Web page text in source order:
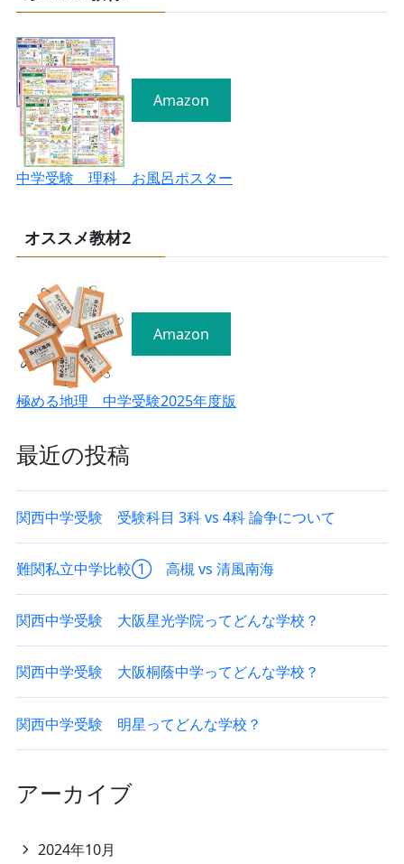
Amazon
中学受験 理科 お風呂ポスター
オススメ教材2
Amazon
極める地理 中学受験2025年度版
最近の投稿
関西中学受験 受験科目 3科 vs 4科 論争について
難関私立中学比較① 高槻 vs 清風南海
関西中学受験 大阪星光学院ってどんな学校？
関西中学受験 大阪桐蔭中学ってどんな学校？
関西中学受験 明星ってどんな学校？
アーカイブ
2024年10月